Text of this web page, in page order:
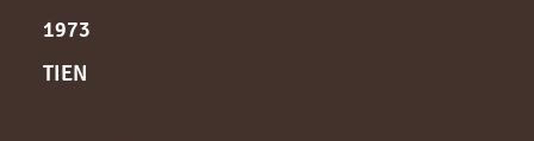
1973
TIEN